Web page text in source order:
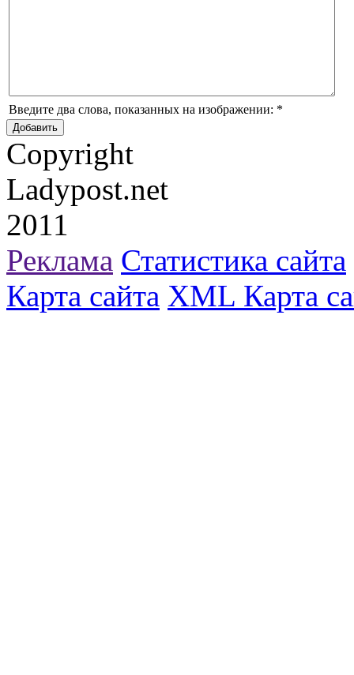
Введите два слова, показанных на изображении: *
Copyright
Ladypost.net
2011
Реклама Статистика сайта
Карта сайта XML Карта